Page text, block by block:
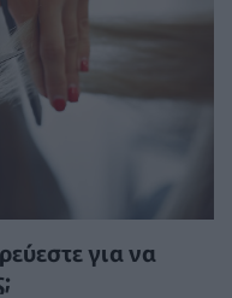
για να